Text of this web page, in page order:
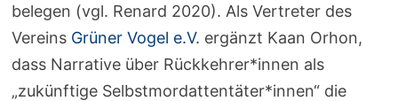
belegen (vgl. Renard 2020). Als Vertreter des
Vereins Grüner Vogel e.V. ergänzt Kaan Orhon,
dass Narrative über Rückkehrer*innen als
„zukünftige Selbstmordattentäter*innen“ die